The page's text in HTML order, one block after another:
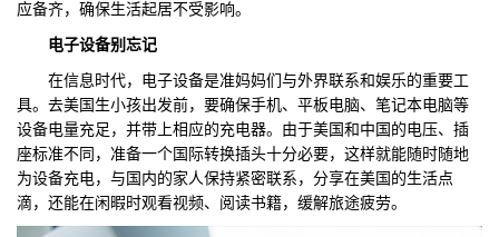
应备齐，确保生活起居不受影响。
电子设备别忘记
在信息时代，电子设备是准妈妈们与外界联系和娱乐的重要工
具。去美国生小孩出发前，要确保手机、平板电脑、笔记本电脑等
设备电量充足，并带上相应的充电器。由于美国和中国的电压、插
座标准不同，准备一个国际转换插头十分必要，这样就能随时随地
为设备充电，与国内的家人保持紧密联系，分享在美国的生活点
滴，还能在闲暇时观看视频、阅读书籍，缓解旅途疲劳。